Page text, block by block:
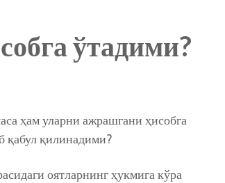
ўтадими?
ҳам уларни ажрашгани ҳисобга
қабул қилинадими?
оятларнинг ҳукмига кўра